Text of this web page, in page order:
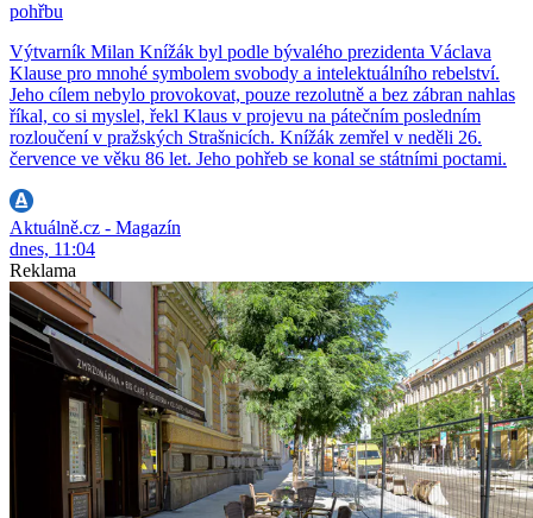
pohřbu
Výtvarník Milan Knížák byl podle bývalého prezidenta Václava
Klause pro mnohé symbolem svobody a intelektuálního rebelství.
Jeho cílem nebylo provokovat, pouze rezolutně a bez zábran nahlas
říkal, co si myslel, řekl Klaus v projevu na pátečním posledním
rozloučení v pražských Strašnicích. Knížák zemřel v neděli 26.
července ve věku 86 let. Jeho pohřeb se konal se státními poctami.
Aktuálně.cz - Magazín
dnes, 11:04
Reklama